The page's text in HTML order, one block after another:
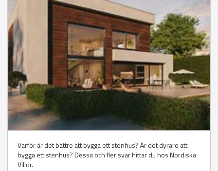
Varför är det bättre att bygga ett stenhus? Är det dyrare att
bygga ett stenhus? Dessa och fler svar hittar du hos Nordiska
Villor.